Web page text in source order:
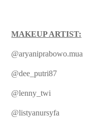
MAKEUP ARTIST:
@aryaniprabowo.mua
@dee_putri87
@lenny_twi
@listyanursyfa